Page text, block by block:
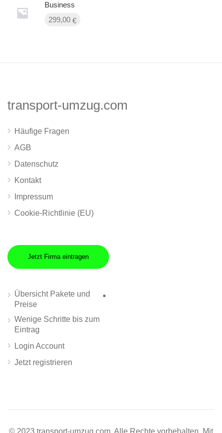
Business
299,00 €
transport-umzug.com
Häufige Fragen
AGB
Datenschutz
Kontakt
Impressum
Cookie-Richtlinie (EU)
Jetzt Firma eintragen
Übersicht Pakete und
Preise
Wenige Schritte bis zum
Eintrag
Login Account
Jetzt registrieren
© 2023 transport-umzug.com. Alle Rechte vorbehalten. Mit